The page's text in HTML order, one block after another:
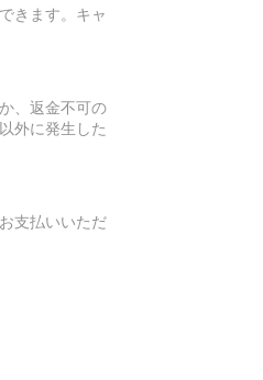
きます。キャ
、返金不可の
外に発生した
支払いいただ